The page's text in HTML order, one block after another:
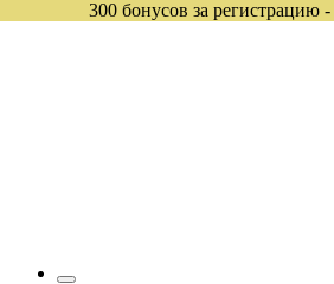
300 бонусов за регистрацию -